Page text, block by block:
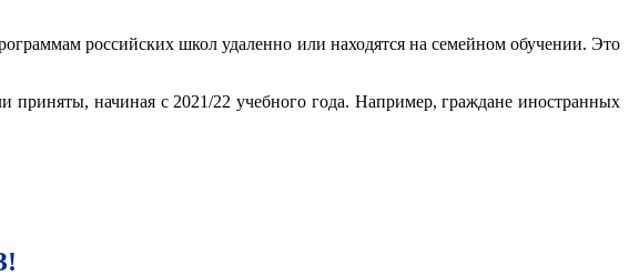
российских школ удаленно или находятся на семейном обучении. Это
приняты, начиная с 2021/22 учебного года. Например, граждане иностранных